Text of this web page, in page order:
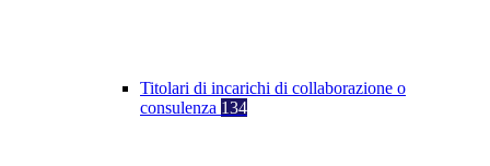
Titolari di incarichi di collaborazione o
consulenza 134